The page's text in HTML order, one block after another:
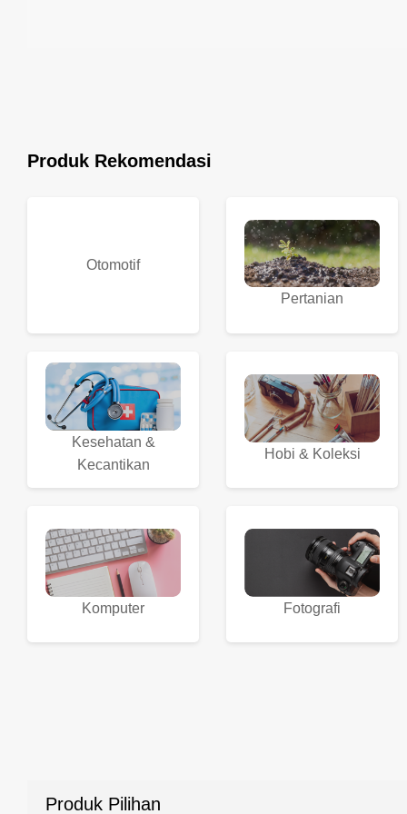
Produk Rekomendasi
Otomotif
Pertanian
Kesehatan &
Kecantikan
Hobi & Koleksi
Komputer Fotografi
Produk Pilihan